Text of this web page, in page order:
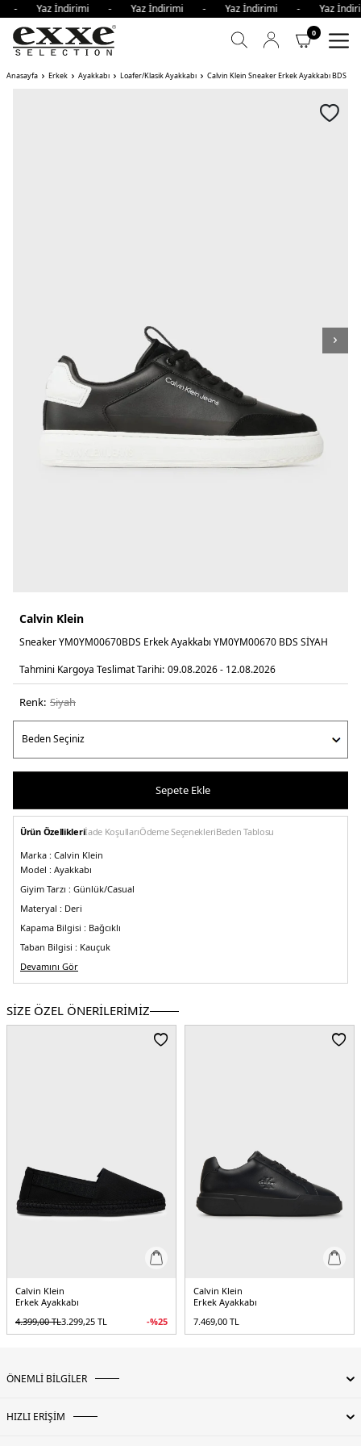
- Yaz İndirimi - Yaz İndirimi - Yaz İndirimi -
0
Anasayfa Erkek Ayakkabı Loafer/Klasik Ayakkabı Calvin Klein Sneaker Erkek Ayakkabı BDS
Calvin Klein
Sneaker YM0YM00670BDS Erkek Ayakkabı YM0YM00670 BDS SİYAH
Tahmini Kargoya Teslimat Tarihi: 09.08.2026 - 12.08.2026
Renk: si̇yah
Sepete Ekle
Ürün Özellikleriİade KoşullarıÖdeme SeçenekleriBeden Tablosu
Marka : Calvin Klein
Model : Ayakkabı
Giyim Tarzı : Günlük/Casual
Materyal : Deri
Kapama Bilgisi : Bağcıklı
Taban Bilgisi : Kauçuk
Topuk Kalınlığı :
Toplam Yükseklik :11 cm
Üretim Yeri :Çin
Devamını Gör
SİZE ÖZEL ÖNERİLERİMİZ
Calvin Klein
Erkek Ayakkabı
4.399,00TL3.299,25 TL -%25
Calvin Klein
Erkek Ayakkabı
7.469,00 TL
ÖNEMLİ BİLGİLER
HIZLI ERİŞİM